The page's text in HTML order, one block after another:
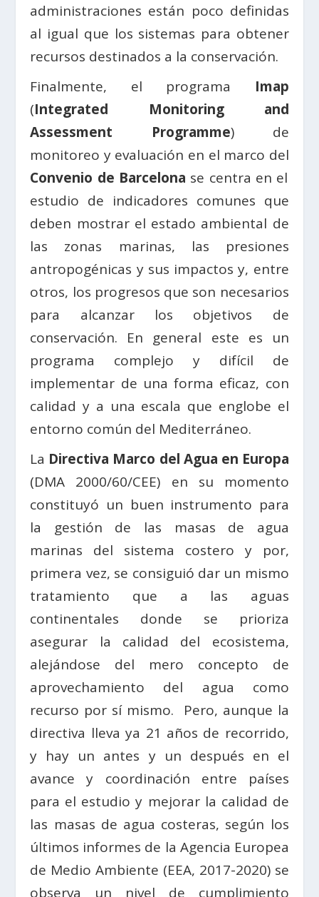
administraciones están poco definidas
al igual que los sistemas para obtener
recursos destinados a la conservación.
Finalmente, el programa Imap
(Integrated Monitoring and
Assessment Programme) de
monitoreo y evaluación en el marco del
Convenio de Barcelona se centra en el
estudio de indicadores comunes que
deben mostrar el estado ambiental de
las zonas marinas, las presiones
antropogénicas y sus impactos y, entre
otros, los progresos que son necesarios
para alcanzar los objetivos de
conservación. En general este es un
programa complejo y difícil de
implementar de una forma eficaz, con
calidad y a una escala que englobe el
entorno común del Mediterráneo.
La Directiva Marco del Agua en Europa
(DMA 2000/60/CEE) en su momento
constituyó un buen instrumento para
la gestión de las masas de agua
marinas del sistema costero y por,
primera vez, se consiguió dar un mismo
tratamiento que a las aguas
continentales donde se prioriza
asegurar la calidad del ecosistema,
alejándose del mero concepto de
aprovechamiento del agua como
recurso por sí mismo. Pero, aunque la
directiva lleva ya 21 años de recorrido,
y hay un antes y un después en el
avance y coordinación entre países
para el estudio y mejorar la calidad de
las masas de agua costeras, según los
últimos informes de la Agencia Europea
de Medio Ambiente (EEA, 2017-2020) se
observa un nivel de cumplimiento